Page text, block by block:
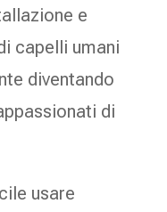
e
capelli umani
diventando
di
usare